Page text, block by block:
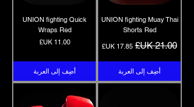
UNION fighting Muay Thai
Shorts Red
سعر عادي
أضِف إلى العربة
UNION fighting Quick
Wraps Red
السعر‏11.00 UK£
أضِف إلى العربة